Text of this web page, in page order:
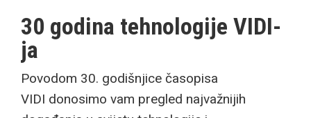
30 godina tehnologije VIDI-
ja
Povodom 30. godišnjice časopisa
VIDI donosimo vam pregled najvažnijih